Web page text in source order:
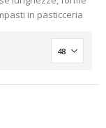
in pasticceria